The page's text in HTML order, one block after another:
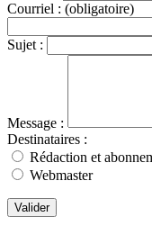
Courriel : (obligatoire)
Sujet :
Message :
Destinataires :
Rédaction et
Webmaster
Valider